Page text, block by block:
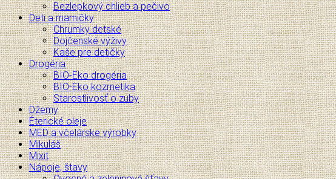
Bezlepkový chlieb a pečivo
Deti a mamičky
Chrumky detské
Dojčenské výživy
Kaše pre detičky
Drogéria
BIO-Eko drogéria
BIO-Eko kozmetika
Starostlivosť o zuby
Džemy
Éterické oleje
MED a včelárske výrobky
Mikuláš
Mixit
Nápoje, štavy